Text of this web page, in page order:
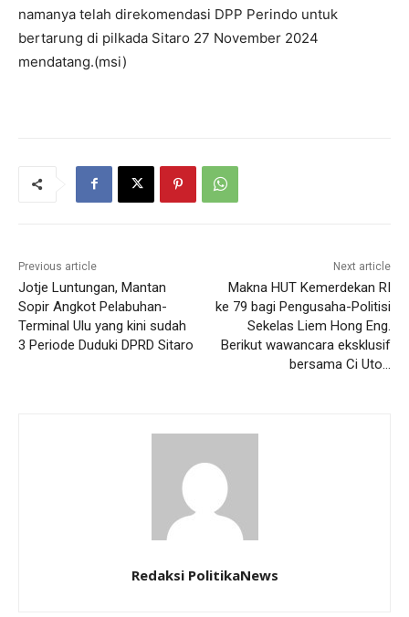
namanya telah direkomendasi DPP Perindo untuk
bertarung di pilkada Sitaro 27 November 2024
mendatang.(msi)
Previous article
Jotje Luntungan, Mantan
Sopir Angkot Pelabuhan-
Terminal Ulu yang kini sudah
3 Periode Duduki DPRD Sitaro
Next article
Makna HUT Kemerdekan RI
ke 79 bagi Pengusaha-Politisi
Sekelas Liem Hong Eng.
Berikut wawancara eksklusif
bersama Ci Uto…
Redaksi PolitikaNews